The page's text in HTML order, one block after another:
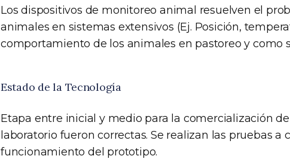
Los dispositivos de monitoreo animal resuelven el
animales en sistemas extensivos (Ej. Posición,
comportamiento de los animales en pastoreo y como
Estado de la Tecnología
Etapa entre inicial y medio para la comercialización
laboratorio fueron correctas. Se realizan las pruebas a
funcionamiento del prototipo.